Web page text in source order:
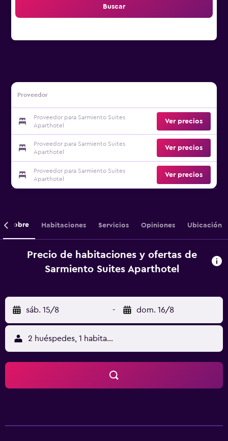
Buscar
Proveedor
Proveedor para Sarmiento Suites
Aparthotel
Ver precios
Proveedor para Sarmiento Suites
Aparthotel
Ver precios
Proveedor para Sarmiento Suites
Aparthotel
Ver precios
Sobre Habitaciones Servicios Opiniones Ubicación
Precio de habitaciones y ofertas de
Sarmiento Suites Aparthotel
sáb. 15/8 - dom. 16/8
2 huéspedes, 1 habitación